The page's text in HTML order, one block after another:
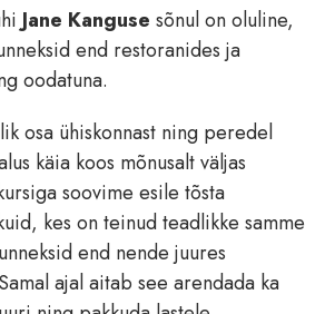
Jane Kanguse sõnul on oluline,
end restoranides ja
oodatuna.
osa ühiskonnast ning peredel
käia koos mõnusalt väljas
soovime esile tõsta
kes on teinud teadlikke samme
end nende juures
ajal aitab see arendada ka